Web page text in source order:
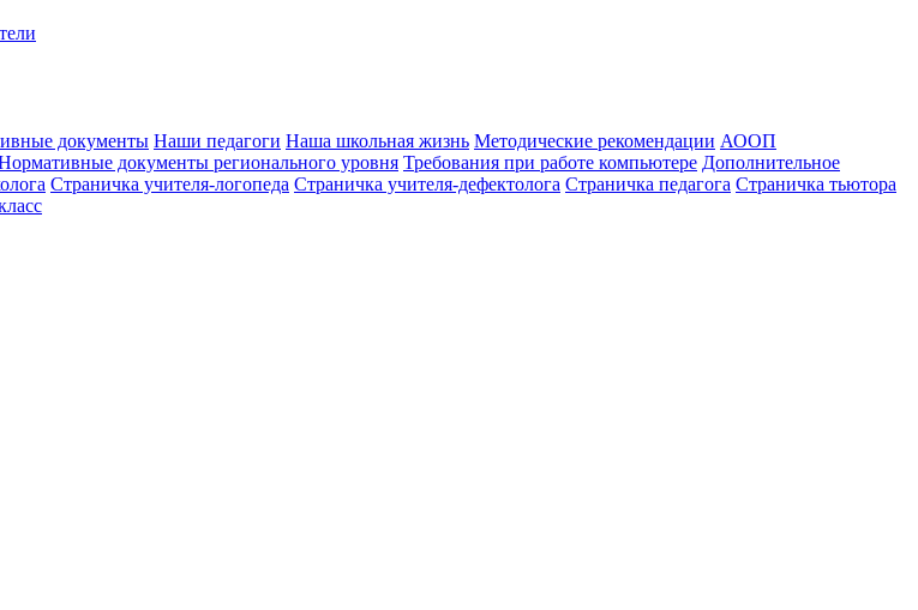
документы Наши педагоги Наша школьная жизнь Методические рекомендации АООП
документы регионального уровня Требования при работе компьютере Дополнительное
Страничка учителя-логопеда Страничка учителя-дефектолога Страничка педагога Страничка тьютора